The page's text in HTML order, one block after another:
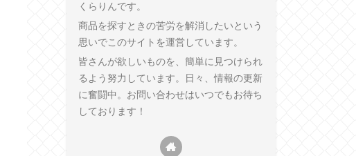
くらりんです。
商品を探すときの苦労を解消したいという
思いでこのサイトを運営しています。
皆さんが欲しいものを、簡単に見つけられ
るよう努力しています。日々、情報の更新
に奮闘中。お問い合わせはいつでもお待ち
しております！